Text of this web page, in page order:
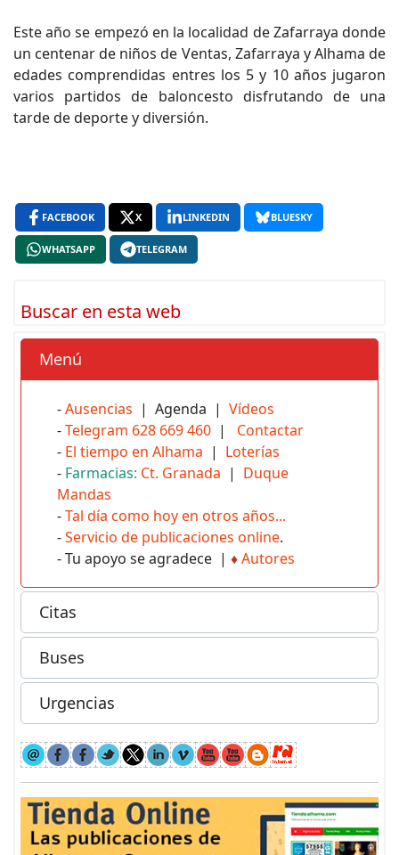
Este año se empezó en la localidad de Zafarraya donde
un centenar de niños de Ventas, Zafarraya y Alhama de
edades comprendidas entres los 5 y 10 años jugaron
varios partidos de baloncesto disfrutando de una
tarde de deporte y diversión.
FACEBOOK X LINKEDIN BLUESKY
WHATSAPP TELEGRAM
Buscar en esta web
Menú
-Ausencias | Agenda | Vídeos
-Telegram 628 669 460 | Contactar
- El tiempo en Alhama | Loterías
- Farmacias: Ct. Granada | Duque
Mandas
-Tal día como hoy en otros años...
-Servicio de publicaciones online.
- Tu apoyo se agradece | ♦Autores
Citas
Buses
Urgencias